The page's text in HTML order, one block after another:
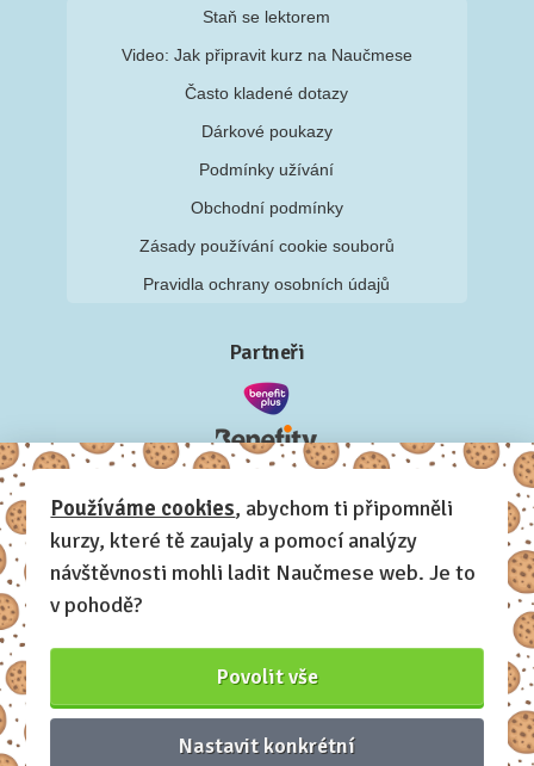
Staň se lektorem
Video: Jak připravit kurz na Naučmese
Často kladené dotazy
Dárkové poukazy
Podmínky užívání
Obchodní podmínky
Zásady používání cookie souborů
Pravidla ochrany osobních údajů
Partneři
Naučmese, 2012-2026.
Používáme cookies, abychom ti připomněli
kurzy, které tě zaujaly a pomocí analýzy
návštěvnosti mohli ladit Naučmese web. Je to
v pohodě?
Povolit vše
Nastavit konkrétní